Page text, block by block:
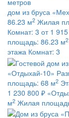
дом из бруса
86.23 м2 Жилая
Комнат: 3 от 1
площадь: 86.23 м2
этажа Комнат: 3
«Отдыхай-10»
площадь: 68 м2
1 230 800 ₽
м2 Жилая